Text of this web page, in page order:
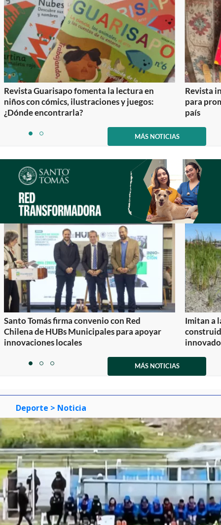
Revista Guarisapo fomenta la lectura en
niños con cómics, ilustraciones y juegos:
¿Dónde encontrarla?
Revista
para
país
itemitem
2
MÁS NOTICIAS
Santo Tomás firma convenio con Red
Chilena de HUBs Municipales para apoyar
innovaciones locales
Imitan a
itemitemitem
MÁS NOTICIAS
Deporte > Noticia